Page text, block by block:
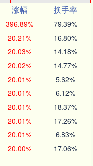
涨幅
换手率
396.89% 79.39%
20.21% 16.80%
20.03% 14.18%
20.02% 14.77%
20.01% 5.62%
20.01% 6.12%
20.01% 18.37%
20.01% 17.26%
20.01% 6.83%
20.00% 17.06%